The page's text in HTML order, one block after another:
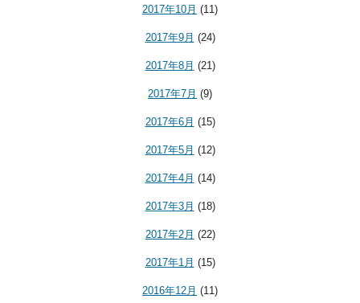
2017年10月 (11)
2017年9月 (24)
2017年8月 (21)
2017年7月 (9)
2017年6月 (15)
2017年5月 (12)
2017年4月 (14)
2017年3月 (18)
2017年2月 (22)
2017年1月 (15)
2016年12月 (11)